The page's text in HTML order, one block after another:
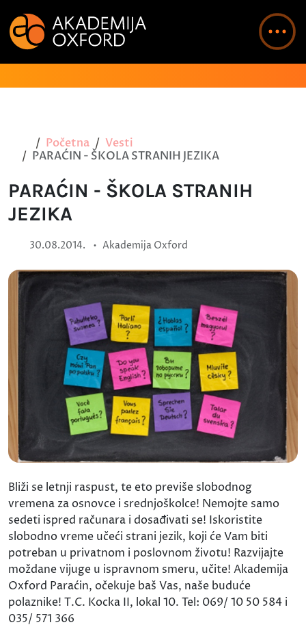
Početna
Vesti
PARAĆIN - ŠKOLA STRANIH JEZIKA
PARAĆIN - ŠKOLA STRANIH
JEZIKA
30.08.2014. • Akademija Oxford
Bliži se letnji raspust, te eto previše slobodnog
vremena za osnovce i srednjoškolce! Nemojte samo
sedeti ispred računara i dosađivati se! Iskoristite
slobodno vreme učeći strani jezik, koji će Vam biti
potreban u privatnom i poslovnom životu! Razvijajte
moždane vijuge u ispravnom smeru, učite! Akademija
Oxford Paraćin, očekuje baš Vas, naše buduće
polaznike! T.C. Kocka II, lokal 10. Tel: 069/ 10 50 584 i
035/ 571 366